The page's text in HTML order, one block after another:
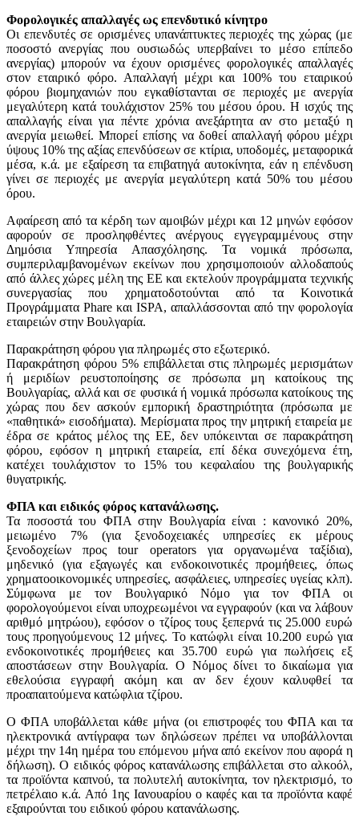
Φορολογικές απαλλαγές ως επενδυτικό κίνητρο
Οι επενδυτές σε ορισμένες υπανάπτυκτες περιοχές της χώρας (με
ποσοστό ανεργίας που ουσιωδώς υπερβαίνει το μέσο επίπεδο
ανεργίας) μπορούν να έχουν ορισμένες φορολογικές απαλλαγές
στον εταιρικό φόρο. Απαλλαγή μέχρι και 100% του εταιρικού
φόρου βιομηχανιών που εγκαθίστανται σε περιοχές με ανεργία
μεγαλύτερη κατά τουλάχιστον 25% του μέσου όρου. Η ισχύς της
απαλλαγής είναι για πέντε χρόνια ανεξάρτητα αν στο μεταξύ η
ανεργία μειωθεί. Μπορεί επίσης να δοθεί απαλλαγή φόρου μέχρι
ύψους 10% της αξίας επενδύσεων σε κτίρια, υποδομές, μεταφορικά
μέσα, κ.ά. με εξαίρεση τα επιβατηγά αυτοκίνητα, εάν η επένδυση
γίνει σε περιοχές με ανεργία μεγαλύτερη κατά 50% του μέσου
όρου.
Αφαίρεση από τα κέρδη των αμοιβών μέχρι και 12 μηνών εφόσον
αφορούν σε προσληφθέντες ανέργους εγγεγραμμένους στην
Δημόσια Υπηρεσία Απασχόλησης. Τα νομικά πρόσωπα,
συμπεριλαμβανομένων εκείνων που χρησιμοποιούν αλλοδαπούς
από άλλες χώρες μέλη της ΕΕ και εκτελούν προγράμματα τεχνικής
συνεργασίας που χρηματοδοτούνται από τα Κοινοτικά
Προγράμματα Phare και ΙSPA, απαλλάσσονται από την φορολογία
εταιρειών στην Βουλγαρία.
Παρακράτηση φόρου για πληρωμές στο εξωτερικό.
Παρακράτηση φόρου 5% επιβάλλεται στις πληρωμές μερισμάτων
ή μεριδίων ρευστοποίησης σε πρόσωπα μη κατοίκους της
Βουλγαρίας, αλλά και σε φυσικά ή νομικά πρόσωπα κατοίκους της
χώρας που δεν ασκούν εμπορική δραστηριότητα (πρόσωπα με
«παθητικά» εισοδήματα). Μερίσματα προς την μητρική εταιρεία με
έδρα σε κράτος μέλος της ΕΕ, δεν υπόκεινται σε παρακράτηση
φόρου, εφόσον η μητρική εταιρεία, επί δέκα συνεχόμενα έτη,
κατέχει τουλάχιστον το 15% του κεφαλαίου της βουλγαρικής
θυγατρικής.
ΦΠΑ και ειδικός φόρος κατανάλωσης.
Τα ποσοστά του ΦΠΑ στην Βουλγαρία είναι : κανονικό 20%,
μειωμένο 7% (για ξενοδοχειακές υπηρεσίες εκ μέρους
ξενοδοχείων προς tour operators για οργανωμένα ταξίδια),
μηδενικό (για εξαγωγές και ενδοκοινοτικές προμήθειες, όπως
χρηματοοικονομικές υπηρεσίες, ασφάλειες, υπηρεσίες υγείας κλπ).
Σύμφωνα με τον Βουλγαρικό Νόμο για τον ΦΠΑ οι
φορολογούμενοι είναι υποχρεωμένοι να εγγραφούν (και να λάβουν
αριθμό μητρώου), εφόσον ο τζίρος τους ξεπερνά τις 25.000 ευρώ
τους προηγούμενους 12 μήνες. Το κατώφλι είναι 10.200 ευρώ για
ενδοκοινοτικές προμήθειες και 35.700 ευρώ για πωλήσεις εξ
αποστάσεων στην Βουλγαρία. Ο Νόμος δίνει το δικαίωμα για
εθελούσια εγγραφή ακόμη και αν δεν έχουν καλυφθεί τα
προαπαιτούμενα κατώφλια τζίρου.
Ο ΦΠΑ υποβάλλεται κάθε μήνα (οι επιστροφές του ΦΠΑ και τα
ηλεκτρονικά αντίγραφα των δηλώσεων πρέπει να υποβάλλονται
μέχρι την 14η ημέρα του επόμενου μήνα από εκείνον που αφορά η
δήλωση). Ο ειδικός φόρος κατανάλωσης επιβάλλεται στο αλκοόλ,
τα προϊόντα καπνού, τα πολυτελή αυτοκίνητα, τον ηλεκτρισμό, το
πετρέλαιο κ.ά. Από 1ης Ιανουαρίου ο καφές και τα προϊόντα καφέ
εξαιρούνται του ειδικού φόρου κατανάλωσης.